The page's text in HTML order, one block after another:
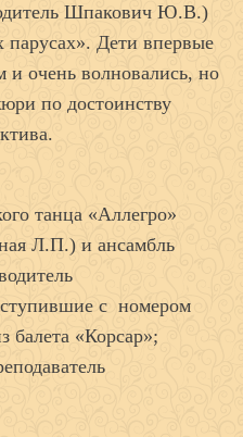
Шпакович Ю.В.)
Дети впервые
и очень волновались, но
по достоинству
танца «Аллегро»
Л.П.) и ансамбль
с номером
балета «Корсар»;